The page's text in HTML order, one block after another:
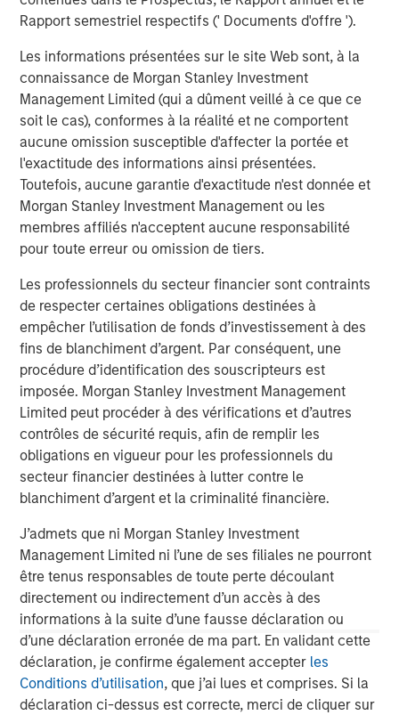
Rapport semestriel respectifs (' Documents d'offre ').
Les informations présentées sur le site Web sont, à la
connaissance de Morgan Stanley Investment
Management Limited (qui a dûment veillé à ce que ce
soit le cas), conformes à la réalité et ne comportent
aucune omission susceptible d'affecter la portée et
l'exactitude des informations ainsi présentées.
Toutefois, aucune garantie d'exactitude n'est donnée et
Morgan Stanley Investment Management ou les
membres affiliés n'acceptent aucune responsabilité
pour toute erreur ou omission de tiers.
Les professionnels du secteur financier sont contraints
de respecter certaines obligations destinées à
empêcher l’utilisation de fonds d’investissement à des
fins de blanchiment d’argent. Par conséquent, une
procédure d’identification des souscripteurs est
imposée. Morgan Stanley Investment Management
Limited peut procéder à des vérifications et d’autres
contrôles de sécurité requis, afin de remplir les
obligations en vigueur pour les professionnels du
secteur financier destinées à lutter contre le
blanchiment d’argent et la criminalité financière.
J’admets que ni Morgan Stanley Investment
Management Limited ni l’une de ses filiales ne pourront
être tenus responsables de toute perte découlant
directement ou indirectement d’un accès à des
informations à la suite d’une fausse déclaration ou
d’une déclaration erronée de ma part. En validant cette
déclaration, je confirme également accepter les
Conditions d’utilisation, que j’ai lues et comprises. Si la
déclaration ci-dessus est correcte, merci de cliquer sur
resources."
Mr. Rosen continued, "This combination will immediately
move Fusion into the top tier of cloud services providers
and establishes a robust platform from which to pursue
aggressive value enhancing initiatives through both
organic growth and strategic acquisitions. By leveraging
the significantly larger scale of Fusion following the
acquisition, the company will gain new efficiencies and
greater cash flows, which we believe will drive
shareholder value. We also expect that the new Fusion
will gain broader awareness among investors and
analysts, along with expanded access to the capital
markets, which will further support our compelling
growth strategy."
Vincent Oddo, Chief Executive Officer of Birch Equity
Partners, said, "Matthew Rosen and his team have a
unique and compelling strategy for addressing the
challenges that so many businesses face when migrating
to the cloud. Time and again, Fusion has demonstrated its
ability to deliver innovative and integrated customer
solutions, firmly establishing the company as the ideal
partner for Birch. We are confident that the combination
of our two companies will create significant value for our
customers and all stakeholders."
Mr. Oddo continued, "Our common vision for the future,
commitment to service excellence and culture of
innovation provide a great foundation for the integration
of our teams and our ability to attract customers with
compelling cloud-based solutions. We are excited to
participate in Fusion's ongoing success as shareholders
in the combined company."